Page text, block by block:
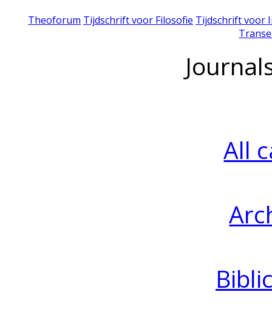
Theoforum Tijdschrift voor Filosofie Tijdschrift voor
All